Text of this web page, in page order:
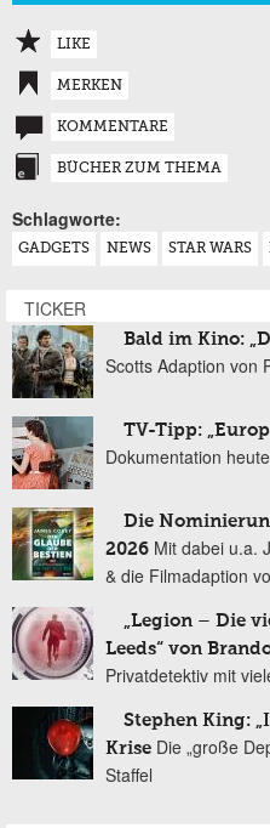
LIKE
MERKEN
KOMMENTARE
BÜCHER ZUM THEMA
Schlagworte:
GADGETS NEWS STAR WARS
TICKER
Bald im Kino:
Scotts Adaption von
TV-Tipp:
Dokumentation
Die
2026 Mit dabei u.a.
& die Filmadaption
„Legion – Die
Leeds“ von
Privatdetektiv mit
Stephen King:
Krise Die „große
Staffel